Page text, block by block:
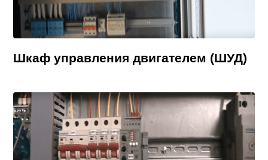
Шкаф управления двигателем (ШУД)